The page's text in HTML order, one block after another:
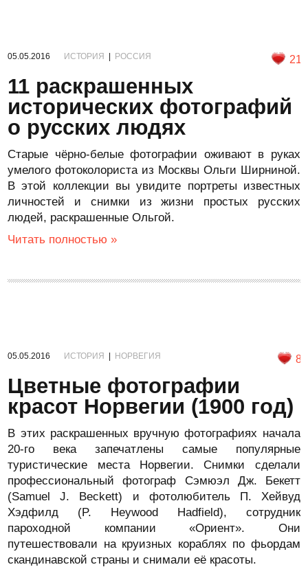
05.05.2016 ИСТОРИЯ РОССИЯ 21
11 раскрашенных
исторических фотографий
о русских людях
Старые чёрно-белые фотографии оживают в руках
умелого фотоколориста из Москвы Ольги Ширниной.
В этой коллекции вы увидите портреты известных
личностей и снимки из жизни простых русских
людей, раскрашенные Ольгой.
Читать полностью »
05.05.2016 ИСТОРИЯ НОРВЕГИЯ 8
Цветные фотографии
красот Норвегии (1900 год)
В этих раскрашенных вручную фотографиях начала
20-го века запечатлены самые популярные
туристические места Норвегии. Снимки сделали
профессиональный фотограф Сэмюэл Дж. Бекетт
(Samuel J. Beckett) и фотолюбитель П. Хейвуд
Хэдфилд (P. Heywood Hadfield), сотрудник
пароходной компании «Ориент». Они
путешествовали на круизных кораблях по фьордам
скандинавской страны и снимали её красоты.